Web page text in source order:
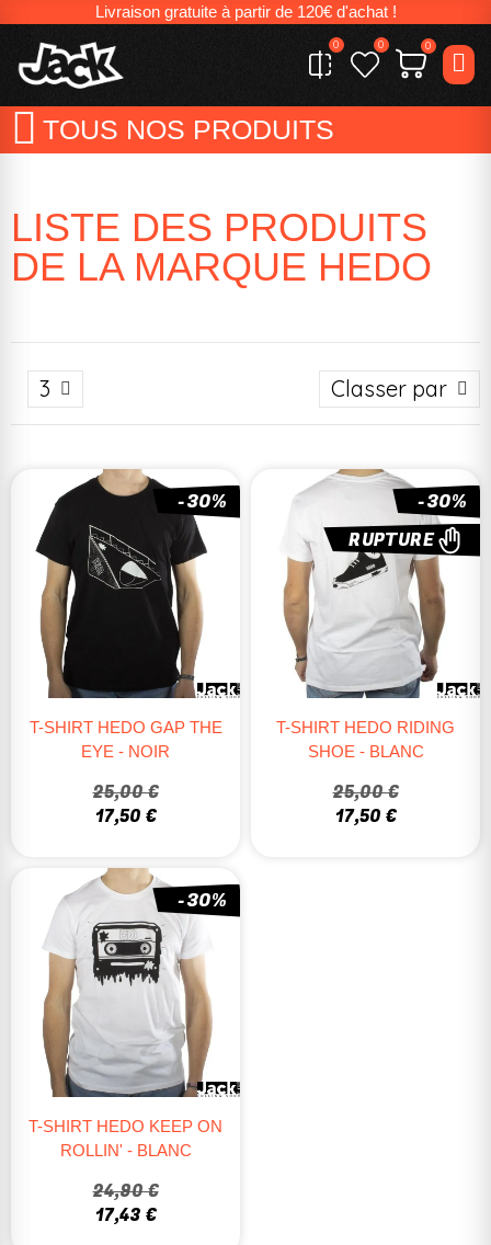
Livraison gratuite à partir de 120€ d'achat !
0 0 0
TOUS NOS PRODUITS
LISTE DES PRODUITS
DE LA MARQUE HEDO
3 Classer par
-30%
T-SHIRT HEDO GAP THE
EYE - NOIR
25,00 €
17,50 €
-30%
RUPTURE
T-SHIRT HEDO RIDING
SHOE - BLANC
25,00 €
17,50 €
-30%
T-SHIRT HEDO KEEP ON
ROLLIN' - BLANC
24,90 €
17,43 €